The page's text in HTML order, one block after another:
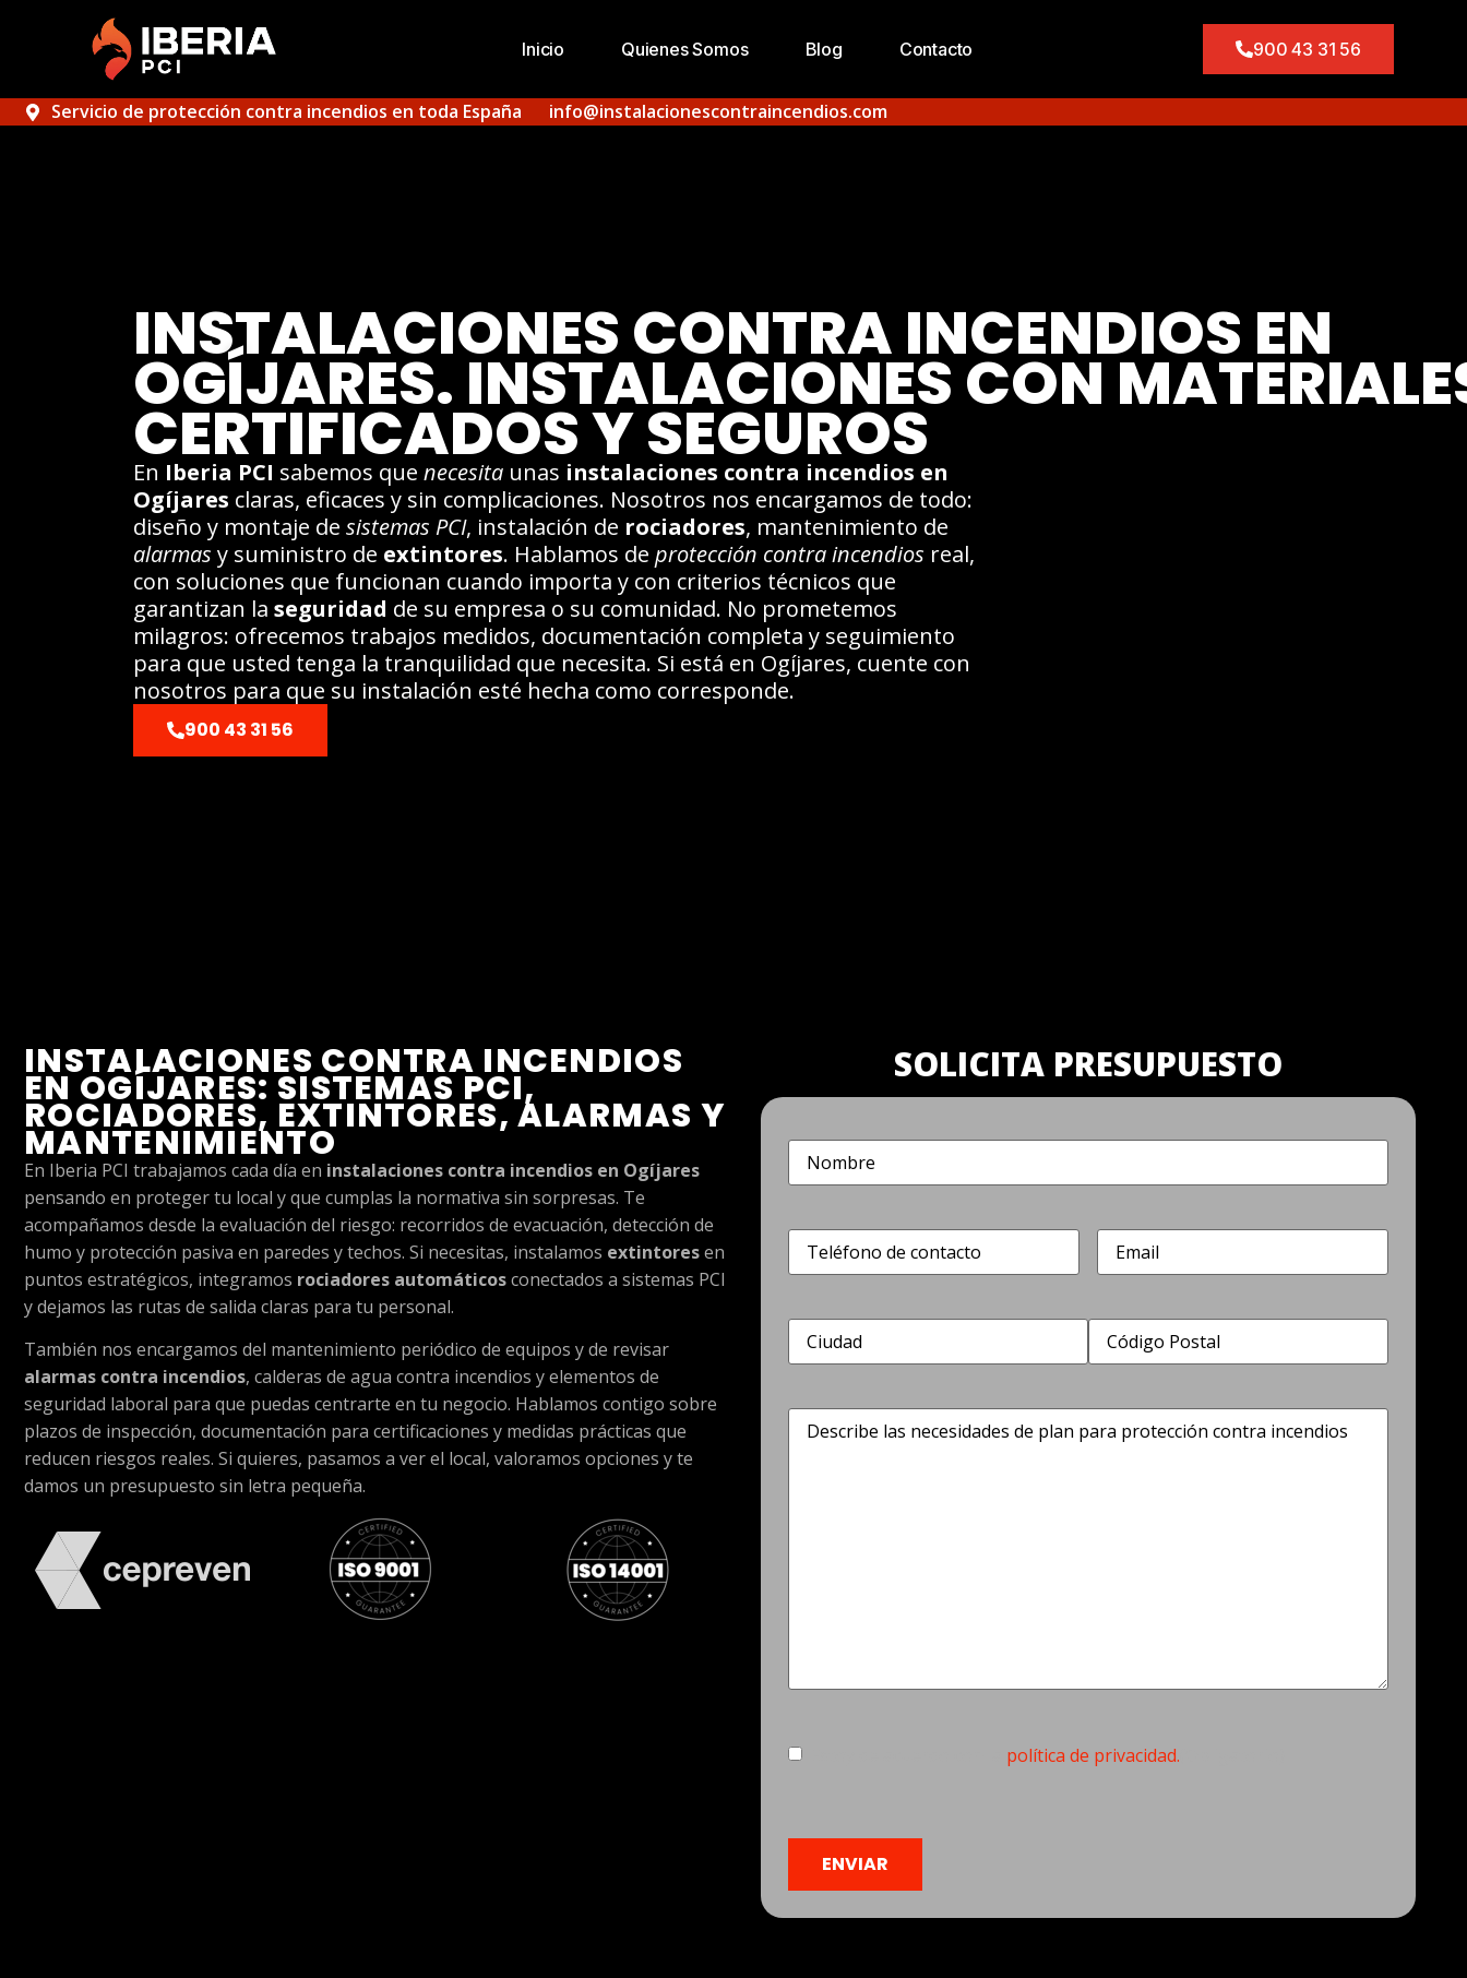
Inicio Quienes Somos Blog Contacto 900 43 31 56
Servicio de protección contra incendios en toda España info@instalacionescontraincendios.com
INSTALACIONES CONTRA INCENDIOS EN
OGÍJARES. INSTALACIONES CON
CERTIFICADOS Y SEGUROS
En Iberia PCI sabemos que necesita unas instalaciones contra incendios en
Ogíjares claras, eficaces y sin complicaciones. Nosotros nos encargamos de todo:
diseño y montaje de sistemas PCI, instalación de rociadores, mantenimiento de
alarmas y suministro de extintores. Hablamos de protección contra incendios real,
con soluciones que funcionan cuando importa y con criterios técnicos que
garantizan la seguridad de su empresa o su comunidad. No prometemos
milagros: ofrecemos trabajos medidos, documentación completa y seguimiento
para que usted tenga la tranquilidad que necesita. Si está en Ogíjares, cuente con
nosotros para que su instalación esté hecha como corresponde.
900 43 31 56
INSTALACIONES CONTRA INCENDIOS
EN OGÍJARES: SISTEMAS PCI,
ROCIADORES, EXTINTORES, ALARMAS Y
MANTENIMIENTO
En Iberia PCI trabajamos cada día en instalaciones contra incendios en Ogíjares
pensando en proteger tu local y que cumplas la normativa sin sorpresas. Te
acompañamos desde la evaluación del riesgo: recorridos de evacuación, detección de
humo y protección pasiva en paredes y techos. Si necesitas, instalamos extintoresen
puntos estratégicos, integramos rociadores automáticosconectados a sistemas PCI
y dejamos las rutas de salida claras para tu personal.
También nos encargamos del mantenimiento periódico de equipos y de revisar
alarmas contra incendios, calderas de agua contra incendios y elementos de
seguridad laboral para que puedas centrarte en tu negocio. Hablamos contigo sobre
plazos de inspección, documentación para certificaciones y medidas prácticas que
reducen riesgos reales. Si quieres, pasamos a ver el local, valoramos opciones y te
damos un presupuesto sin letra pequeña.
SOLICITA PRESUPUESTO
Nombre
Teléfono(Obligatorio) Correo
electrónico
Dirección
Describe
las
Consentimiento (Obligatorio)política de privacidad.